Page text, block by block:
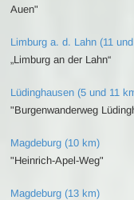
Auen"
Limburg a. d. Lahn (11
„Limburg an der Lahn“
Lüdinghausen (5 und 11
"Burgenwanderweg
Magdeburg (10 km)
"Heinrich-Apel-Weg"
Magdeburg (13 km)